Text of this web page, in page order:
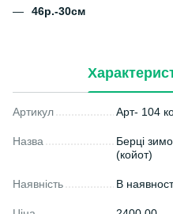
46р.-30см
Артикул Арт- 104
Назва
Берці
(койот)
Наявність В